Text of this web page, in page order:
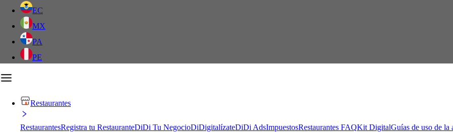
EC
MX
PA
PE
Restaurantes
RestaurantesRegistra tu RestauranteDiDi Tu NegocioDiDigitalízateDiDi AdsImpuestosRestaurantes FAQKit DigitalGuías de uso de la